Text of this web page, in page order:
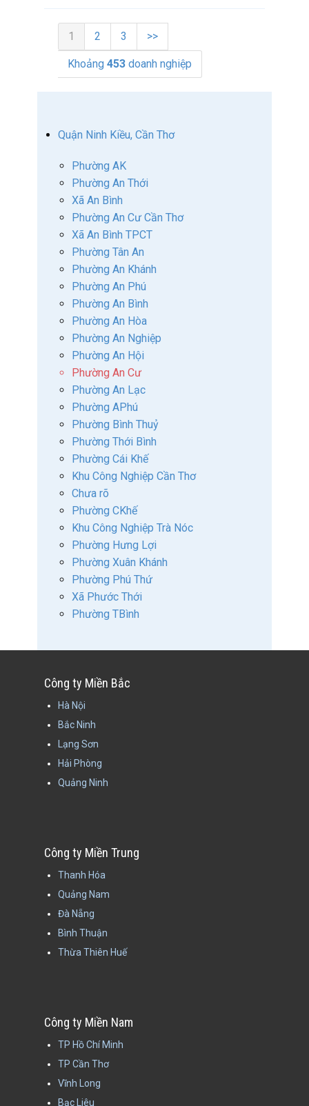
1 2 3 >>
Khoảng 453 doanh nghiệp
Quận Ninh Kiều, Cần Thơ
Phường AK
Phường An Thới
Xã An Bình
Phường An Cư Cần Thơ
Xã An Bình TPCT
Phường Tân An
Phường An Khánh
Phường An Phú
Phường An Bình
Phường An Hòa
Phường An Nghiệp
Phường An Hội
Phường An Cư
Phường An Lạc
Phường APhú
Phường Bình Thuỷ
Phường Thới Bình
Phường Cái Khế
Khu Công Nghiệp Cần Thơ
Chưa rõ
Phường CKhế
Khu Công Nghiệp Trà Nóc
Phường Hưng Lợi
Phường Xuân Khánh
Phường Phú Thứ
Xã Phước Thới
Phường TBình
Công ty Miền Bắc
Hà Nội
Bắc Ninh
Lạng Sơn
Hải Phòng
Quảng Ninh
Công ty Miền Trung
Thanh Hóa
Quảng Nam
Đà Nẵng
Bình Thuận
Thừa Thiên Huế
Công ty Miền Nam
TP Hồ Chí Minh
TP Cần Thơ
Vĩnh Long
Bạc Liêu